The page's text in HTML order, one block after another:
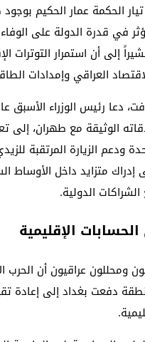
تيار الحكمة عمار الحكيم
في قدرة الدولة على
إلى أن استمرار التوترات
العراقي وإمدادات
دعا رئيس الوزراء الأسبق
الوثيقة مع طهران، إلى
ودعم الزيارة المرتقبة
متزايد داخل الأوساط
الدولية.
الإقليمية
ومحللون عراقيون أن الحرب
دفعت بغداد إلى إعادة